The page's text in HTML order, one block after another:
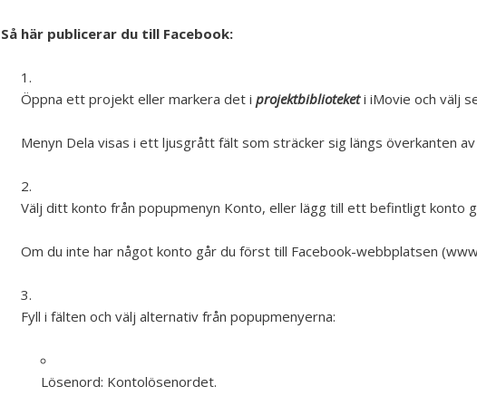
Så här publicerar du till Facebook:
Öppna ett projekt eller markera det i projektbiblioteketi iMovie och välj
Menyn Dela visas i ett ljusgrått fält som sträcker sig längs överkanten
Välj ditt konto från popupmenyn Konto, eller lägg till ett befintligt konto
Om du inte har något konto går du först till Facebook-webbplatsen
Fyll i fälten och välj alternativ från popupmenyerna:
Lösenord: Kontolösenordet.